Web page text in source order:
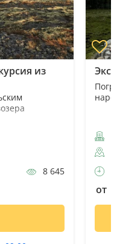
из
8 645
от